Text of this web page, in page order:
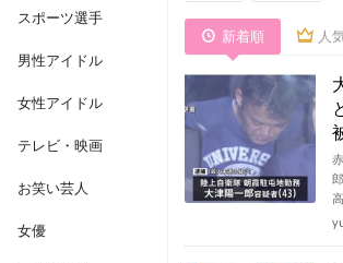
スポーツ選手
男性アイドル
女性アイドル
テレビ・映画
お笑い芸人
女優
新着順 人